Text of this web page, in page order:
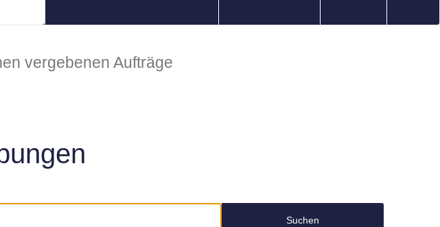
vergebenen Aufträge
Suchen